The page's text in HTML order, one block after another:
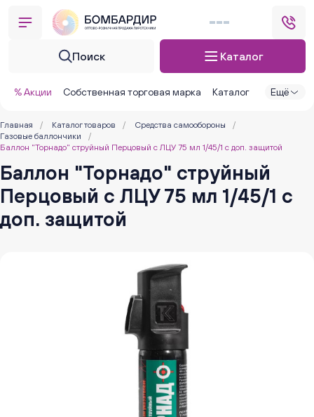
Поиск Каталог
% Акции Собственная торговая марка Каталог Ещё
Главная / Каталог товаров / Средства самообороны
/
Газовые баллончики
/
Баллон "Торнадо" струйный Перцовый с ЛЦУ 75 мл 1/45/1 с доп. защитой
Баллон "Торнадо" струйный
Перцовый с ЛЦУ 75 мл 1/45/1 с
доп. защитой